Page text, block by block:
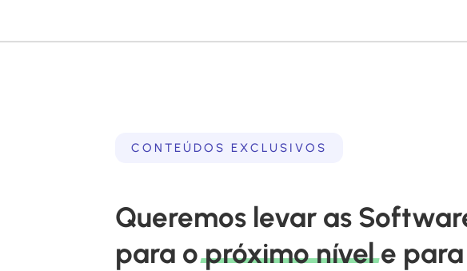
CONTEÚDOS EXCLUSIVOS
Queremos levar as
para opróximonívele para